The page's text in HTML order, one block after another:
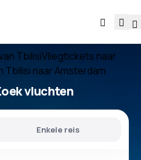
TbilisiVliegtickets naar
Tbilisi naar Amsterdam
vluchten
Enkele reis